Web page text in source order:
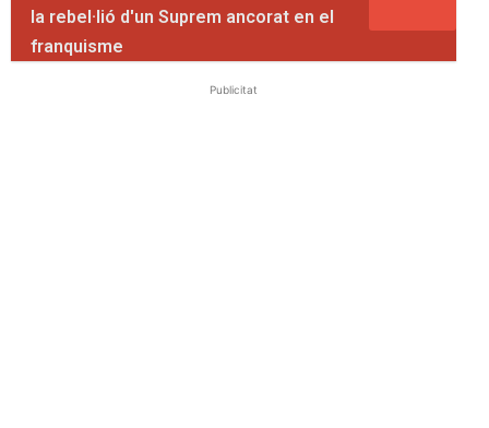
la rebel·lió d'un Suprem ancorat en el
franquisme
Publicitat